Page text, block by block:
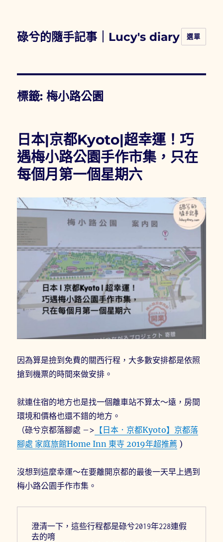
碌兮的隨手記事｜Lucy's diary 選單
標籤:梅小路公園
日本|京都Kyoto|超幸運！巧
遇梅小路公園手作市集，只在
每個月第一個星期六
因為算是撿到免費的關西行程，大多數安排都是依照
搶到機票的時間來做安排。
就連住宿的地方也是找一個離車站不算太～遠，房間
環境和價格也還不錯的地方。
（碌兮京都落腳處 –> 【日本．京都Kyoto】京都落
腳處 家庭旅館Home Inn 東寺 2019年超推薦 )
沒想到這麼幸運～在要離開京都的最後一天早上遇到
梅小路公園手作市集。
澄清一下，這些行程都是碌兮2019年228連假
去的唷